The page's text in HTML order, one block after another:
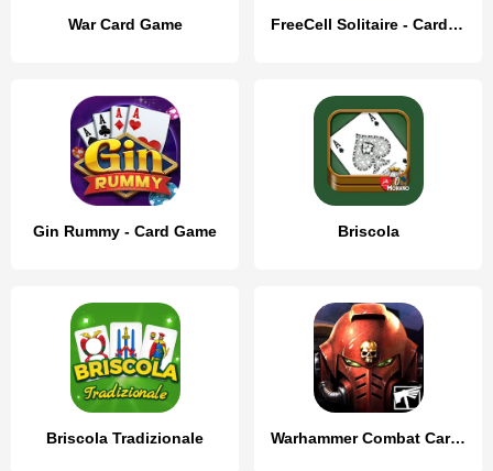
War Card Game FreeCell Solitaire - Card Game
Gin Rummy - Card Game Briscola
Briscola Tradizionale Warhammer Combat Cards - 40K